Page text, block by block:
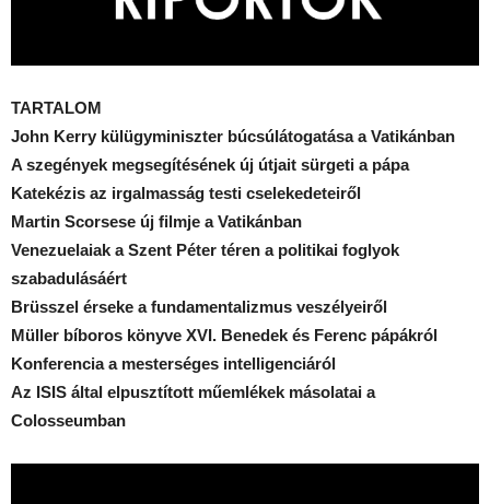
TARTALOM
John Kerry külügyminiszter búcsúlátogatása a Vatikánban
A szegények megsegítésének új útjait sürgeti a pápa
Katekézis az irgalmasság testi cselekedeteiről
Martin Scorsese új filmje a Vatikánban
Venezuelaiak a Szent Péter téren a politikai foglyok
szabadulásáért
Brüsszel érseke a fundamentalizmus veszélyeiről
Müller bíboros könyve XVI. Benedek és Ferenc pápákról
Konferencia a mesterséges intelligenciáról
Az ISIS által elpusztított műemlékek másolatai a
Colosseumban